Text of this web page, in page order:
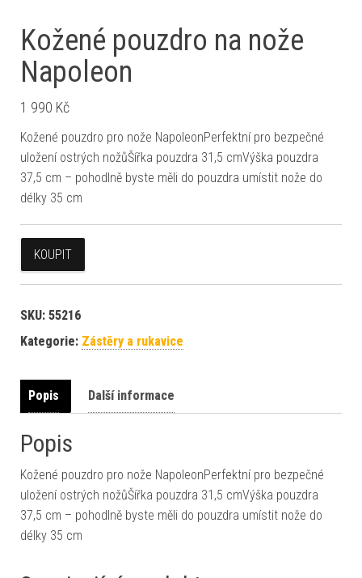
Kožené pouzdro na nože
Napoleon
1 990 Kč
Kožené pouzdro pro nože NapoleonPerfektní pro bezpečné
uložení ostrých nožůŠířka pouzdra 31,5 cmVýška pouzdra
37,5 cm – pohodlně byste měli do pouzdra umístit nože do
délky 35 cm
KOUPIT
SKU: 55216
Kategorie: Zástěry a rukavice
Popis Další informace
Popis
Kožené pouzdro pro nože NapoleonPerfektní pro bezpečné
uložení ostrých nožůŠířka pouzdra 31,5 cmVýška pouzdra
37,5 cm – pohodlně byste měli do pouzdra umístit nože do
délky 35 cm